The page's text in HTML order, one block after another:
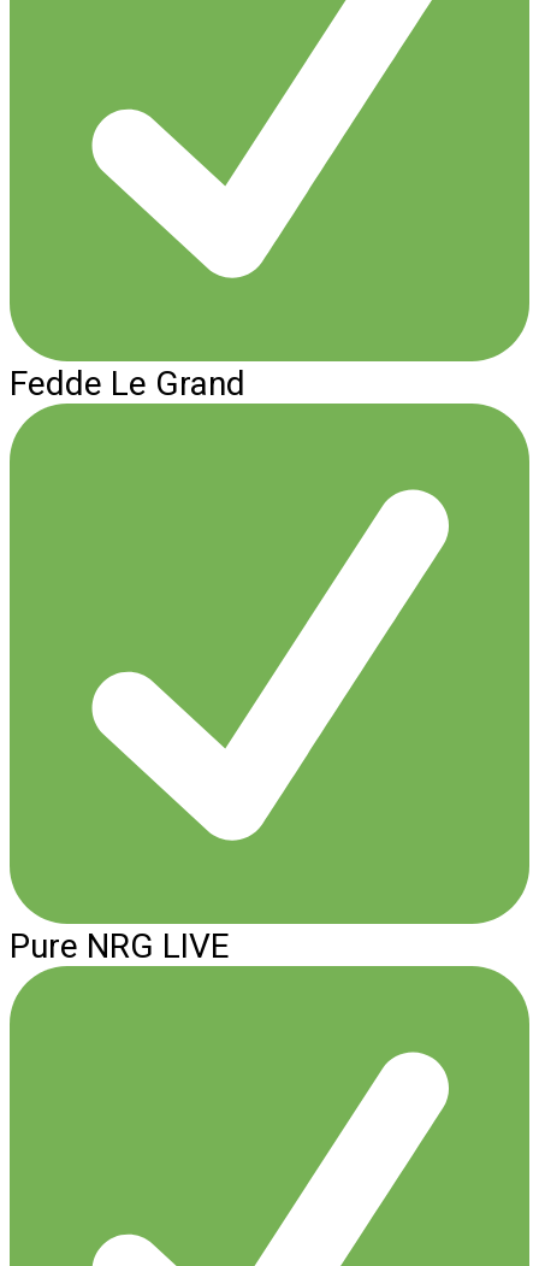
Fedde Le Grand
Pure NRG LIVE